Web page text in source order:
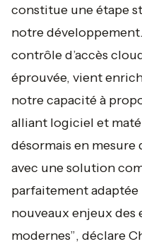
constitue une étape
notre
contrôle d’accès
éprouvée, vient
notre capacité à
alliant logiciel et
désormais en mesure
avec une solution
parfaitement
nouveaux enjeux
modernes”, déclare